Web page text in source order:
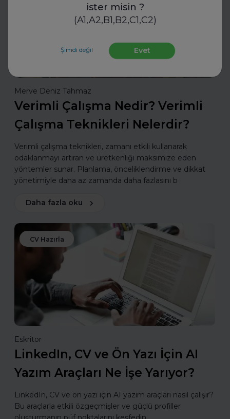
ister misin ?
(A1,A2,B1,B2,C1,C2)
Şimdi değil Evet
Merve Deniz Tahmaz
Verimli Çalışma Nedir? Verimli
Çalışma Teknikleri Nelerdir?
Verimli çalışma teknikleri, zamanı etkili kullanarak
odaklanmayı artıran ve üretkenliği maksimize eden
yöntemler sunar. Planlama, önceliklendirme ve dikkat
yönetimiyle daha az zamanda daha fazlasını b
Daha fazla oku
CV Hazırla
Eskritor
LinkedIn, CV ve Ön Yazı İçin AI
Yazım Araçları Ne İşe Yarıyor?
LinkedIn, CV ve ön yazı için AI yazım araçları nasıl çalışır?
Bu araçlarla etkili özgeçmişler ve güçlü profiller